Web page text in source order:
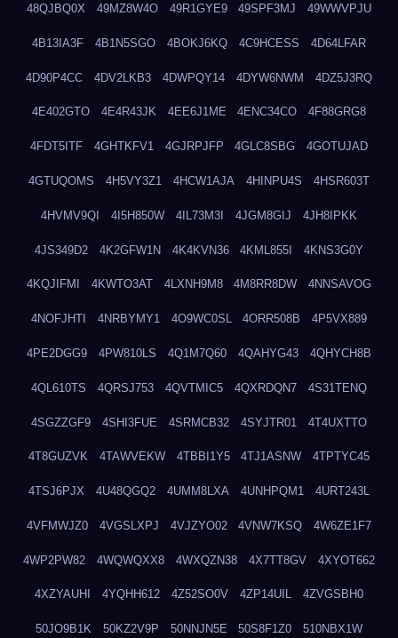
48QJBQ0X 49MZ8W4O 49R1GYE9 49SPF3MJ 49WWVPJU
4B13IA3F 4B1N5SGO 4BOKJ6KQ 4C9HCESS 4D64LFAR
4D90P4CC 4DV2LKB3 4DWPQY14 4DYW6NWM 4DZ5J3RQ
4E402GTO 4E4R43JK 4EE6J1ME 4ENC34CO 4F88GRG8
4FDT5ITF 4GHTKFV1 4GJRPJFP 4GLC8SBG 4GOTUJAD
4GTUQOMS 4H5VY3Z1 4HCW1AJA 4HINPU4S 4HSR603T
4HVMV9QI 4I5H850W 4IL73M3I 4JGM8GIJ 4JH8IPKK
4JS349D2 4K2GFW1N 4K4KVN36 4KML855I 4KNS3G0Y
4KQJIFMI 4KWTO3AT 4LXNH9M8 4M8RR8DW 4NNSAVOG
4NOFJHTI 4NRBYMY1 4O9WC0SL 4ORR508B 4P5VX889
4PE2DGG9 4PW810LS 4Q1M7Q60 4QAHYG43 4QHYCH8B
4QL610TS 4QRSJ753 4QVTMIC5 4QXRDQN7 4S31TENQ
4SGZZGF9 4SHI3FUE 4SRMCB32 4SYJTR01 4T4UXTTO
4T8GUZVK 4TAWVEKW 4TBBI1Y5 4TJ1ASNW 4TPTYC45
4TSJ6PJX 4U48QGQ2 4UMM8LXA 4UNHPQM1 4URT243L
4VFMWJZ0 4VGSLXPJ 4VJZYO02 4VNW7KSQ 4W6ZE1F7
4WP2PW82 4WQWQXX8 4WXQZN38 4X7TT8GV 4XYOT662
4XZYAUHI 4YQHH612 4Z52SO0V 4ZP14UIL 4ZVGSBH0
50JO9B1K 50KZ2V9P 50NNJN5E 50S8F1Z0 510NBX1W